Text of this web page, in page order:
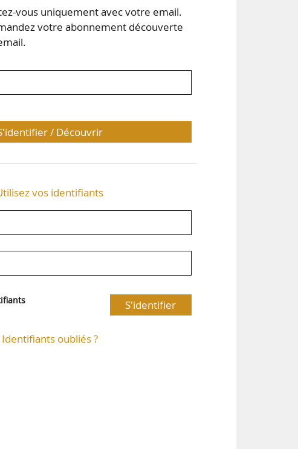
vers la
vous uniquement avec votre email.
votre abonnement découverte
/ Découvrir
vos identifiants
S'identifier
Identifiants oubliés ?